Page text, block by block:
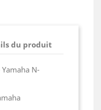
du produit
N-